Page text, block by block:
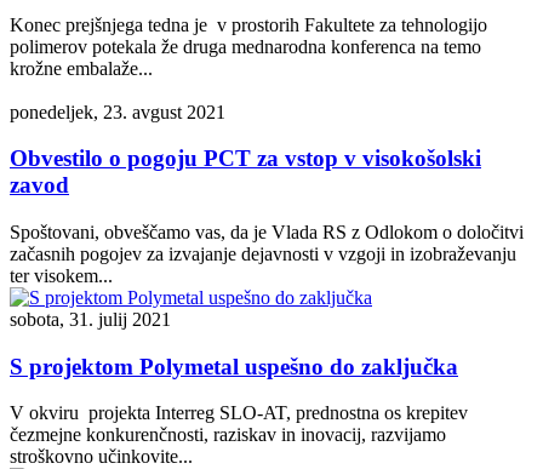
Konec prejšnjega tedna je v prostorih Fakultete za tehnologijo
polimerov potekala že druga mednarodna konferenca na temo
krožne embalaže...
ponedeljek, 23. avgust 2021
Obvestilo o pogoju PCT za vstop v visokošolski
zavod
Spoštovani, obveščamo vas, da je Vlada RS z Odlokom o določitvi
začasnih pogojev za izvajanje dejavnosti v vzgoji in izobraževanju
ter visokem...
sobota, 31. julij 2021
S projektom Polymetal uspešno do zaključka
V okviru projekta Interreg SLO-AT, prednostna os krepitev
čezmejne konkurenčnosti, raziskav in inovacij, razvijamo
stroškovno učinkovite...